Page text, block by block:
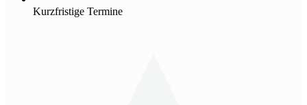
Kurzfristige Termine